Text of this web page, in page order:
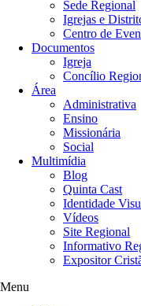
Sede Regional
Igrejas e
Centro de
Documentos
Igreja
Concílio
Área
Administrativa
Ensino
Missionária
Social
Multimídia
Blog
Quinta Cast
Identidade
Vídeos
Site Regional
Informativo
Expositor
Menu